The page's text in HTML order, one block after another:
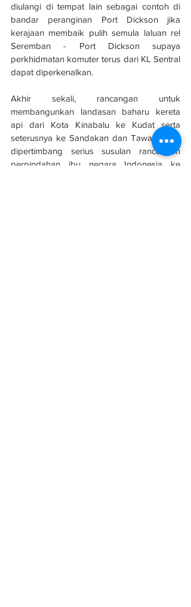
diulangi di tempat lain sebagai contoh di
bandar peranginan Port Dickson jika
kerajaan membaik pulih semula laluan rel
Seremban - Port Dickson supaya
perkhidmatan komuter terus dari KL Sentral
dapat diperkenalkan.
Akhir sekali, rancangan untuk
membangunkan landasan baharu kereta
api dari Kota Kinabalu ke Kudat serta
seterusnya ke Sandakan dan Tawau perlu
dipertimbang serius susulan rancangan
perpindahan ibu negara Indonesia ke